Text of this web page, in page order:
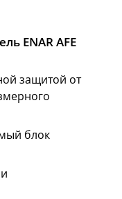
ENAR AFE
защитой от
блок